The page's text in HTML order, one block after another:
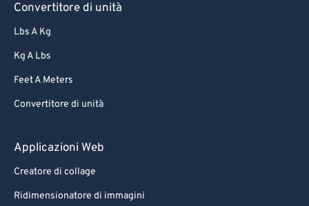
Convertitore di unità
Lbs A Kg
Kg A Lbs
Feet A Meters
Convertitore di unità
Applicazioni Web
Creatore di collage
Ridimensionatore di immagini